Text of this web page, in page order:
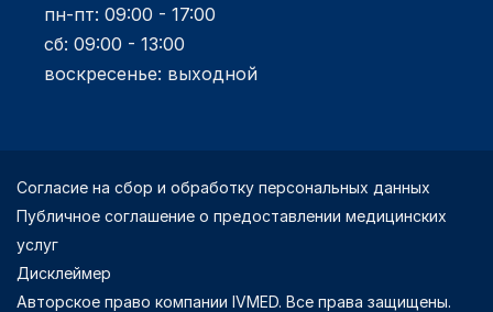
пн-пт: 09:00 - 17:00
сб: 09:00 - 13:00
воскресенье: выходной
Согласие на сбор и обработку персональных данных
Публичное соглашение о предоставлении медицинских
услуг
Дисклеймер
Авторское право компании IVMED. Все права защищены.